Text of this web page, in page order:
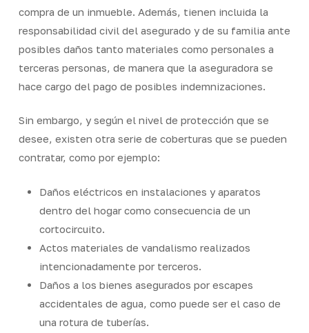
compra de un inmueble. Además, tienen incluida la
responsabilidad civil del asegurado y de su familia ante
posibles daños tanto materiales como personales a
terceras personas, de manera que la aseguradora se
hace cargo del pago de posibles indemnizaciones.
Sin embargo, y según el nivel de protección que se
desee, existen otra serie de coberturas que se pueden
contratar, como por ejemplo:
Daños eléctricos en instalaciones y aparatos
dentro del hogar como consecuencia de un
cortocircuito.
Actos materiales de vandalismo realizados
intencionadamente por terceros.
Daños a los bienes asegurados por escapes
accidentales de agua, como puede ser el caso de
una rotura de tuberías.